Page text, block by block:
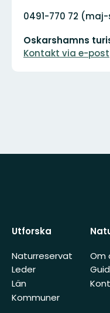
Adress
0491-770 72
postadress
Oskarshamns
Kontakt via e-post
Utforska
Naturreservat
Leder
Län
Kommuner
Om